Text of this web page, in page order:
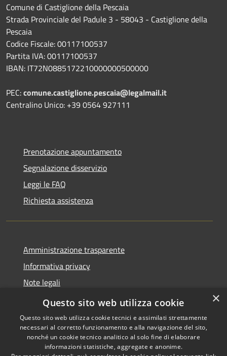
Comune di Castiglione della Pescaia
Strada Provinciale del Padule 3 - 58043 - Castiglione della
Pescaia
Codice Fiscale: 00117100537
Partita IVA: 00117100537
IBAN: IT72N0885172210000000500000
PEC:comune.castiglione.pescaia@legalmail.it
Centralino Unico: +39 0564 927111
Prenotazione appuntamento
Segnalazione disservizio
Leggi le FAQ
Richiesta assistenza
Amministrazione trasparente
Informativa privacy
Note legali
Dichiarazione di accessibilità
Copyright © 2026 • Comune di
×
Questo sito web utilizza cookie
Questo sito web utilizza cookie tecnici e assimilati strettamente
necessari al corretto funzionamento e alla navigazione del sito,
nonché un cookie tecnico analitico al solo fine di elaborare
informazioni statistiche, aggregate e anonime.